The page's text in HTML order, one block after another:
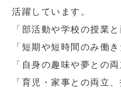
活躍しています。
「部活動や学校の授業
「短期や短時間のみ働き
「自身の趣味や夢との
「育児・家事との両立